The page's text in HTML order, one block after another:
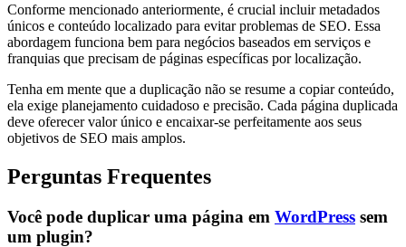
Conforme mencionado anteriormente, é crucial incluir metadados
únicos e conteúdo localizado para evitar problemas de SEO. Essa
abordagem funciona bem para negócios baseados em serviços e
franquias que precisam de páginas específicas por localização.
Tenha em mente que a duplicação não se resume a copiar conteúdo,
ela exige planejamento cuidadoso e precisão. Cada página duplicada
deve oferecer valor único e encaixar-se perfeitamente aos seus
objetivos de SEO mais amplos.
Perguntas Frequentes
Você pode duplicar uma página em WordPress sem
um plugin?